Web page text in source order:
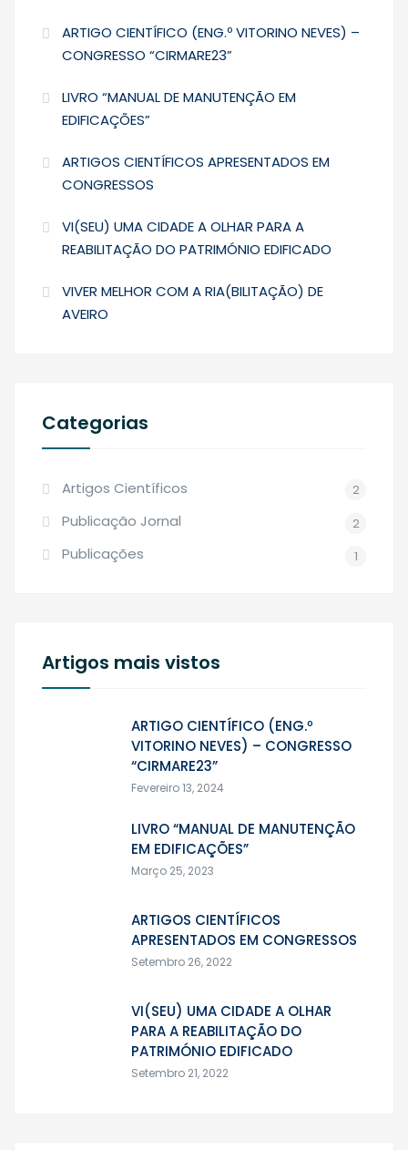
ARTIGO CIENTÍFICO (ENG.º VITORINO NEVES) –
CONGRESSO “CIRMARE23”
LIVRO “MANUAL DE MANUTENÇÃO EM
EDIFICAÇÕES”
ARTIGOS CIENTÍFICOS APRESENTADOS EM
CONGRESSOS
VI(SEU) UMA CIDADE A OLHAR PARA A
REABILITAÇÃO DO PATRIMÓNIO EDIFICADO
VIVER MELHOR COM A RIA(BILITAÇÃO) DE
AVEIRO
Categorias
Artigos Científicos 2
Publicação Jornal 2
Publicações 1
Artigos mais vistos
ARTIGO CIENTÍFICO (ENG.º
VITORINO NEVES) – CONGRESSO
“CIRMARE23”
Fevereiro 13, 2024
LIVRO “MANUAL DE MANUTENÇÃO
EM EDIFICAÇÕES”
Março 25, 2023
ARTIGOS CIENTÍFICOS
APRESENTADOS EM CONGRESSOS
Setembro 26, 2022
VI(SEU) UMA CIDADE A OLHAR
PARA A REABILITAÇÃO DO
PATRIMÓNIO EDIFICADO
Setembro 21, 2022